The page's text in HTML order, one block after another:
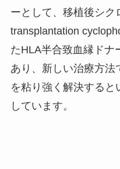
ーとして、移植後シク
transplantation
たHLA半合致血縁ドナ
あり、新しい治療方法
を粘り強く解決する
しています。